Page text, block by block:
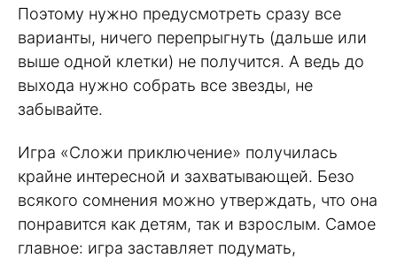
Поэтому нужно предусмотреть сразу все
варианты, ничего перепрыгнуть (дальше или
выше одной клетки) не получится. А ведь до
выхода нужно собрать все звезды, не
забывайте.
Игра «Сложи приключение» получилась
крайне интересной и захватывающей. Безо
всякого сомнения можно утверждать, что она
понравится как детям, так и взрослым. Самое
главное: игра заставляет подумать,